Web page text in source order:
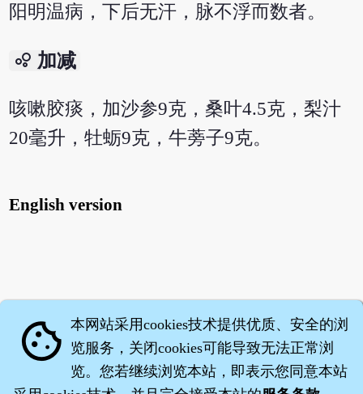
阳明温病，下后无汗，脉不浮而数者。
bubble_chart 加减
咳嗽胶痰，加沙参9克，桑叶4.5克，梨汁
20毫升，牡蛎9克，牛蒡子9克。
English version
cookie 本网站采用cookies技术提供优质、安全的浏
览服务，关闭cookies可能导致无法正常浏
览。您若继续浏览本站，即表示您同意本站